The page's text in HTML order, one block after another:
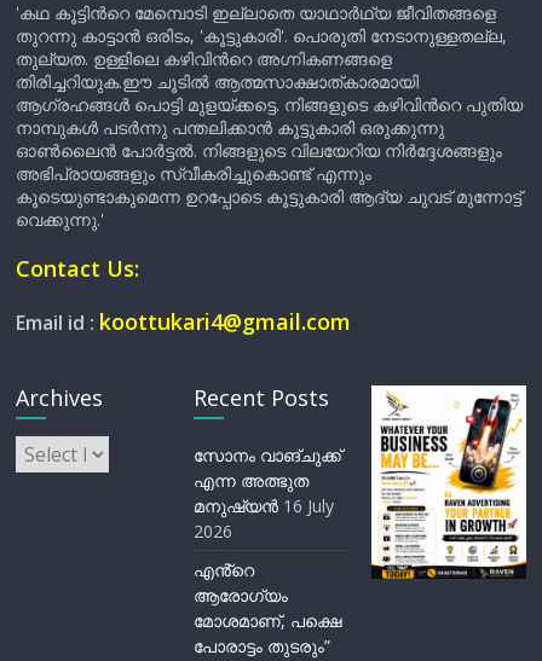
'കഥ കൂട്ടിന്‍റെ മേമ്പൊടി ഇല്ലാതെ യാഥാർഥ്യ ജീവിതങ്ങളെ
തുറന്നു കാട്ടാൻ ഒരിടം, 'കൂട്ടുകാരി'. പൊരുതി നേടാനുള്ളതല്ല,
തുല്യത. ഉള്ളിലെ കഴിവിന്‍റെ അഗ്നികണങ്ങളെ
തിരിച്ചറിയുക.ഈ ചൂടിൽ ആത്മസാക്ഷാത്കാരമായി
ആഗ്രഹങ്ങൾ പൊട്ടി മുളയ്ക്കട്ടെ. നിങ്ങളുടെ കഴിവിന്‍റെ പുതിയ
നാമ്പുകൾ പടർന്നു പന്തലിക്കാൻ കൂട്ടുകാരി ഒരുക്കുന്നു
ഓൺലൈൻ പോർട്ടൽ. നിങ്ങളുടെ വിലയേറിയ നിർദ്ദേശങ്ങളും
അഭിപ്രായങ്ങളും സ്വീകരിച്ചുകൊണ്ട് എന്നും
കൂടെയുണ്ടാകുമെന്ന ഉറപ്പോടെ കൂട്ടുകാരി ആദ്യ ചുവട് മുന്നോട്ട്
വെക്കുന്നു.'
Contact Us:
Email id : koottukari4@gmail.com
Archives
Archives
Recent Posts
സോനം വാങ്ചുക്ക്
എന്ന അത്ഭുത
മനുഷ്യന്‍ 16 July
2026
എൻ്റെ
ആരോഗ്യം
മോശമാണ്, പക്ഷെ
പോരാട്ടം തുടരും”